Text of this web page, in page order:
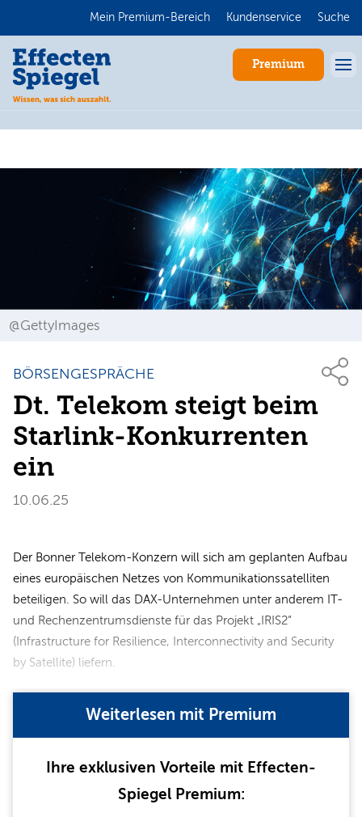
Mein Premium-Bereich Kundenservice Suche
Premium
@GettyImages
BÖRSENGESPRÄCHE
Dt. Telekom steigt beim
Starlink-Konkurrenten
ein
10.06.25
Der Bonner Telekom-Konzern will sich am geplanten Aufbau
eines europäischen Netzes von Kommunikationssatelliten
beteiligen. So will das DAX-Unternehmen unter anderem IT-
und Rechenzentrumsdienste für das Projekt „IRIS2“
(Infrastructure for Resilience, Interconnectivity and Security
by Satellite) liefern.
Weiterlesen mit Premium
Ihre exklusiven Vorteile mit Effecten-
Spiegel Premium:
Anmelden